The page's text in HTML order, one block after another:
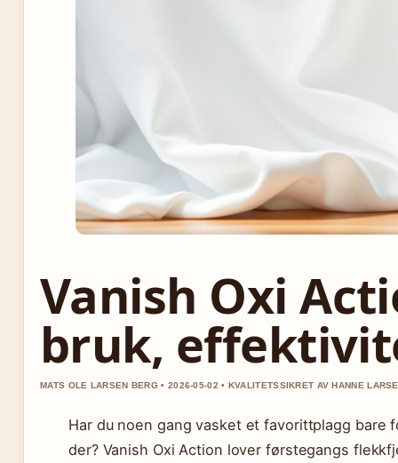
Vanish Oxi
bruk,
MATS OLE LARSEN BERG • 2026-05-02 • KVALITETSSIKRET AV HANNE
Har du noen gang vasket et favorittplagg
der? Vanish Oxi Action lover førstegangs